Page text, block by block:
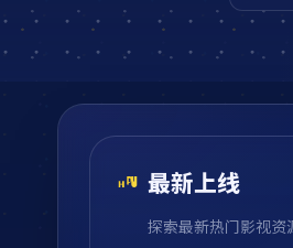
最新上线
探索最新热门影视资